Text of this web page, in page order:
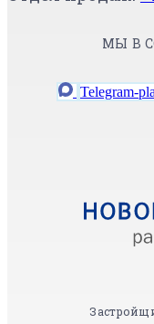
МЫ В
Telegram-